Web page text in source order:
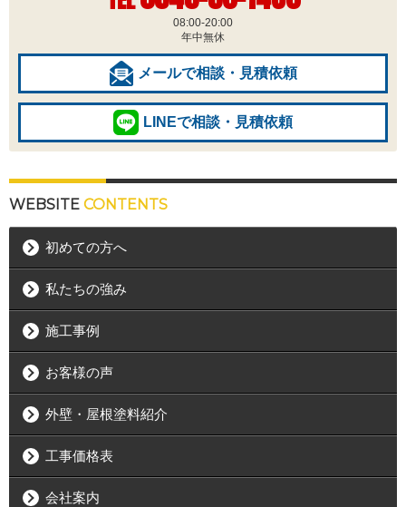
08:00-20:00
年中無休
メールで相談・見積依頼
LINEで相談・見積依頼
WEBSITE CONTENTS
初めての方へ
私たちの強み
施工事例
お客様の声
外壁・屋根塗料紹介
工事価格表
会社案内